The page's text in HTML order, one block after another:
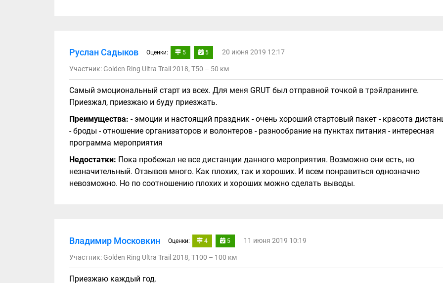
Руслан Садыков Оценки: 5 5 20 июня 2019 12:17
Участник: Golden Ring Ultra Trail 2018, Т50 – 50 км
Самый эмоциональный старт из всех. Для меня GRUT был отправной точкой в трэйлранинге.
Приезжал, приезжаю и буду приезжать.
Преимущества: - эмоции и настоящий праздник - очень хороший стартовый пакет - красота
- броды - отношение организаторов и волонтеров - разнообрание на пунктах питания - интересная
программа мероприятия
Недостатки: Пока пробежал не все дистанции данного мероприятия. Возможно они есть, но
незначительный. Отзывов много. Как плохих, так и хороших. И всем понравиться однозначно
невозможно. Но по соотношению плохих и хороших можно сделать выводы.
Владимир Московкин Оценки: 4 5 11 июня 2019 10:19
Участник: Golden Ring Ultra Trail 2018, Т100 – 100 км
Приезжаю каждый год.